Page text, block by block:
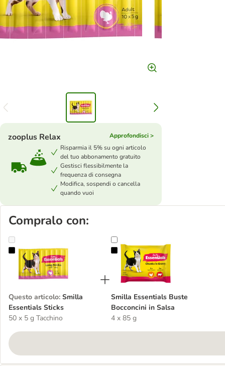
zooplus Relax
Approfondisci >
Risparmia il 5% su ogni articolo
del tuo abbonamento gratuito
Gestisci flessibilmente la
frequenza di consegna
Modifica, sospendi o cancella
quando vuoi
Compralo con:
Smilla Essentials Sticks
Questo articolo: Smilla
Essentials Sticks
50 x 5 g Tacchino
Smilla Essentials Buste
Smilla Essentials Buste
Bocconcini in Salsa
4 x 85 g